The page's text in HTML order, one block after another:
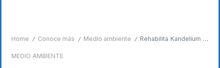
Home / Conoce más / Medio ambiente / Rehabilita Kandelium escuela en García
MEDIO AMBIENTE